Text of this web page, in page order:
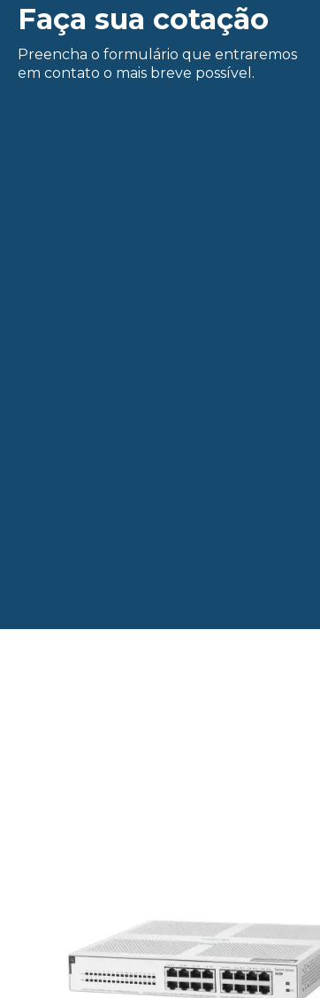
Faça sua cotação
Preencha o formulário que entraremos
em contato o mais breve possível.